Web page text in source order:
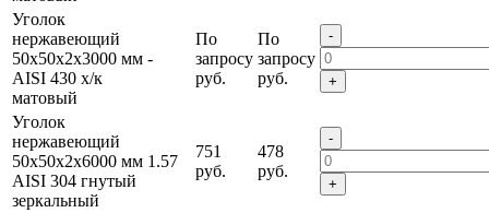
Уголок
нержавеющий
50х50х2х3000 мм
AISI 430 х/к
матовый
-
По
запросу
руб.
По
запросу
руб.
-
+
Уголок
нержавеющий
50х50х2х6000 мм
AISI 304 гнутый
зеркальный
1.57
751
руб.
478
руб.
-
+